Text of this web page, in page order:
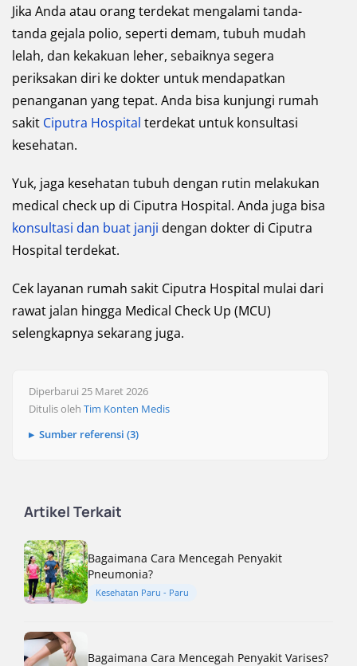
Jika Anda atau orang terdekat mengalami tanda-
tanda gejala polio, seperti demam, tubuh mudah
lelah, dan kekakuan leher, sebaiknya segera
periksakan diri ke dokter untuk mendapatkan
penanganan yang tepat. Anda bisa kunjungi rumah
sakit Ciputra Hospital terdekat untuk konsultasi
kesehatan.
Yuk, jaga kesehatan tubuh dengan rutin melakukan
medical check up di Ciputra Hospital. Anda juga bisa
konsultasi dan buat janji dengan dokter di Ciputra
Hospital terdekat.
Cek layanan rumah sakit Ciputra Hospital mulai dari
rawat jalan hingga Medical Check Up (MCU)
selengkapnya sekarang juga.
Diperbarui 25 Maret 2026
Ditulis oleh Tim Konten Medis
Sumber referensi (3)
Artikel Terkait
Bagaimana Cara Mencegah Penyakit
Pneumonia?
Kesehatan Paru - Paru
Bagaimana Cara Mencegah Penyakit Varises?